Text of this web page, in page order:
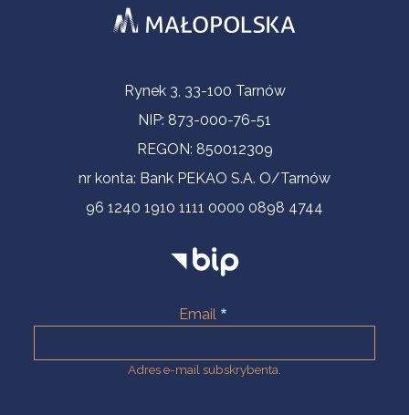
Informacje kontaktoweRynek 3, 33-100 Tarnów
NIP: 873-000-76-51
REGON: 850012309
nr konta: Bank PEKAO S.A. O/Tarnów
96 1240 1910 1111 0000 0898 4744
Email
Adres e-mail subskrybenta.